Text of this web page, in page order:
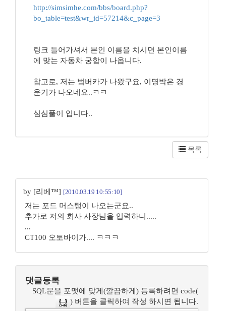
http://simsimhe.com/bbs/board.php?
bo_table=test&wr_id=57214&c_page=3
링크 들어가셔서 본인 이름을 치시면 본인이름
에 맞는 자동차 궁합이 나옵니다.
참고로, 저는 범버카가 나왔구요, 이명박은 경
운기가 나오네요..ㅋㅋ
심심풀이 입니다..
목록
by [리베™] [2010.03.19 10:55:10]
저는 포드 머스탱이 나오는군요..
추가로 저의 회사 사장님을 입력하니.....
...
CT100 오토바이가.... ㅋㅋㅋ
댓글등록
SQL문을 포맷에 맞게(깔끔하게) 등록하려면 code(
) 버튼을 클릭하여 작성 하시면 됩니다.